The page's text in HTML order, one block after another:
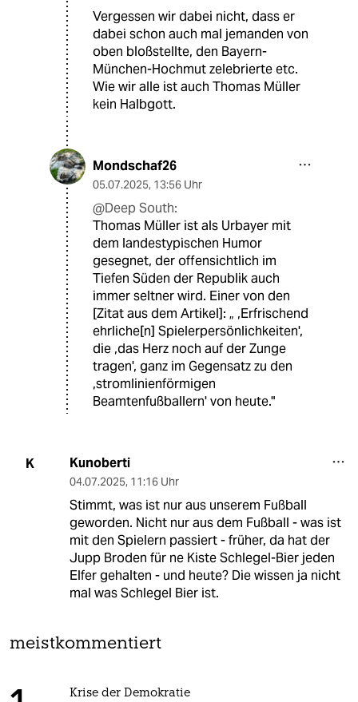
Vergessen wir dabei nicht, dass er
dabei schon auch mal jemanden von
oben bloßstellte, den Bayern-
München-Hochmut zelebrierte etc.
Wie wir alle ist auch Thomas Müller
kein Halbgott.
Mondschaf26
05.07.2025, 13:56 Uhr
@Deep South:
Thomas Müller ist als Urbayer mit
dem landestypischen Humor
gesegnet, der offensichtlich im
Tiefen Süden der Republik auch
immer seltner wird. Einer von den
[Zitat aus dem Artikel]: „ ,Erfrischend
ehrliche[n] Spielerpersönlichkeiten',
die ,das Herz noch auf der Zunge
tragen', ganz im Gegensatz zu den
,stromlinienförmigen
Beamtenfußballern' von heute."
K Kunoberti
04.07.2025, 11:16 Uhr
Stimmt, was ist nur aus unserem Fußball
geworden. Nicht nur aus dem Fußball - was ist
mit den Spielern passiert - früher, da hat der
Jupp Broden für ne Kiste Schlegel-Bier jeden
Elfer gehalten - und heute? Die wissen ja nicht
mal was Schlegel Bier ist.
meistkommentiert
Krise der Demokratie